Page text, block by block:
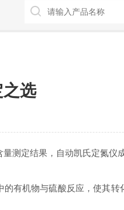
选
定结果，自动凯氏定氮仪
有机物与硫酸反应，使其转